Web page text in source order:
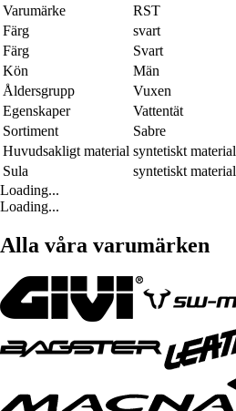
Varumärke
RST
Färg
svart
Färg
Svart
Kön
Män
Åldersgrupp
Vuxen
Egenskaper
Vattentät
Sortiment
Sabre
Huvudsakligt material syntetiskt material
Sula
syntetiskt material
Loading...
Loading...
Alla våra varumärken